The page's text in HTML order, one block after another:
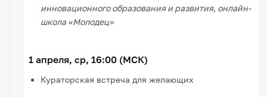
инновационного образования и развития, онлайн-
школа «Молодец»
1 апреля, ср, 16:00 (МСК)
Кураторская встреча для желающих